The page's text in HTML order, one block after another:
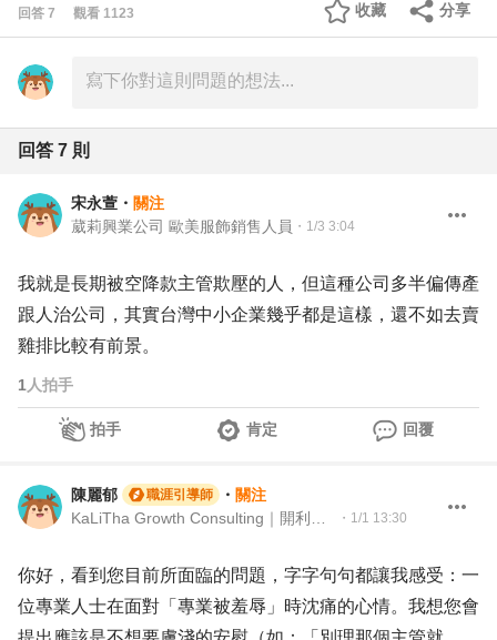
回答 7 觀看 1123 分享
收藏
回答 7 則
宋永萱 ・ 關注
葳莉興業公司 歐美服飾銷售人員 ・ 1/3 3:04
我就是長期被空降款主管欺壓的人，但這種公司多半偏傳產
跟人治公司，其實台灣中小企業幾乎都是這樣，還不如去賣
雞排比較有前景。
1 人拍手
拍手 肯定 回覆
陳麗郁 職涯引導師 ・ 關注
・ 1/1 13:30
你好，看到您目前所面臨的問題，字字句句都讓我感受：一
位專業人士在面對「專業被羞辱」時沈痛的心情。我想您會